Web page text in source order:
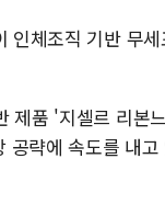
체조직 기반 무
제품 '지셀르 리본
략에 속도를 내